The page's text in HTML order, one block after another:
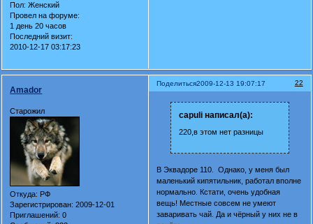
Пол: Женский
Провел на форуме:
1 день 20 часов
Последний визит:
2010-12-17 03:17:23
Поделиться 22
2009-12-13 19:07:17
Amador
Старожил
Откуда: РФ
Зарегистрирован: 2009-12-01
Приглашений: 0
capuli написал(а):
220,в этом нет разницы
В Эквадоре 110. Однако, у меня был
маленький кипятильник, работал вполне
нормально. Кстати, очень удобная
вещь! Местные совсем не умеют
заваривать чай. Да и чёрный у них не в